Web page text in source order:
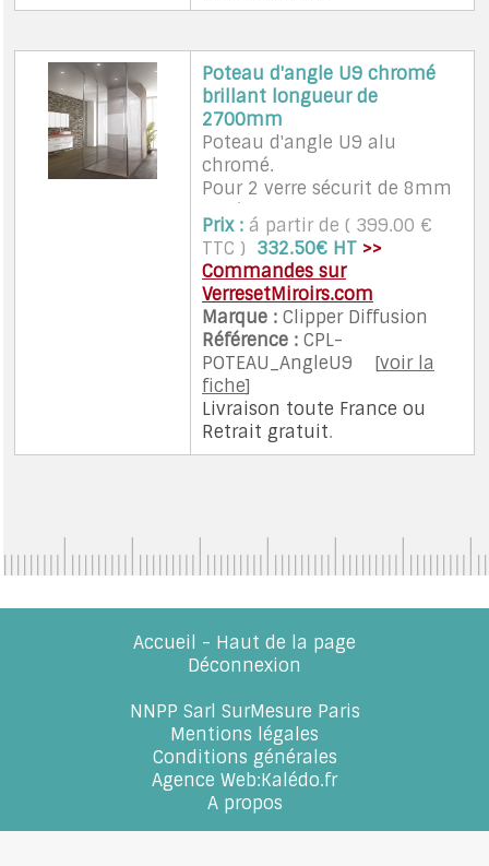
Poteau d'angle U9 chromé
brillant longueur de
2700mm
Poteau d'angle U9 alu
chromé.
Pour 2 verre sécurit de 8mm
posés a 90°.
Pose simple et rapide,
fixation invisible, 2 Clips de
finition 960mm.
32x32mm, largeur intérieure
9,4mm,longueur 2700
Prix : á partir de ( 399.00 €
TTC ) 332.50€ HT >>
Commandes sur
VerresetMiroirs.com
Marque : Clipper Diffusion
Référence : CPL-
POTEAU_AngleU9 [voir la
fiche]
Livraison toute France ou
Retrait gratuit.
Accueil - Haut de la page
Déconnexion
NNPP Sarl SurMesure Paris
Mentions légales
Conditions générales
Agence Web:Kalédo.fr
A propos